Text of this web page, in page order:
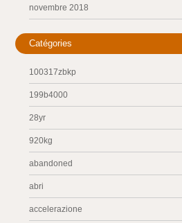
novembre 2018
Catégories
100317zbkp
199b4000
28yr
920kg
abandoned
abri
accelerazione